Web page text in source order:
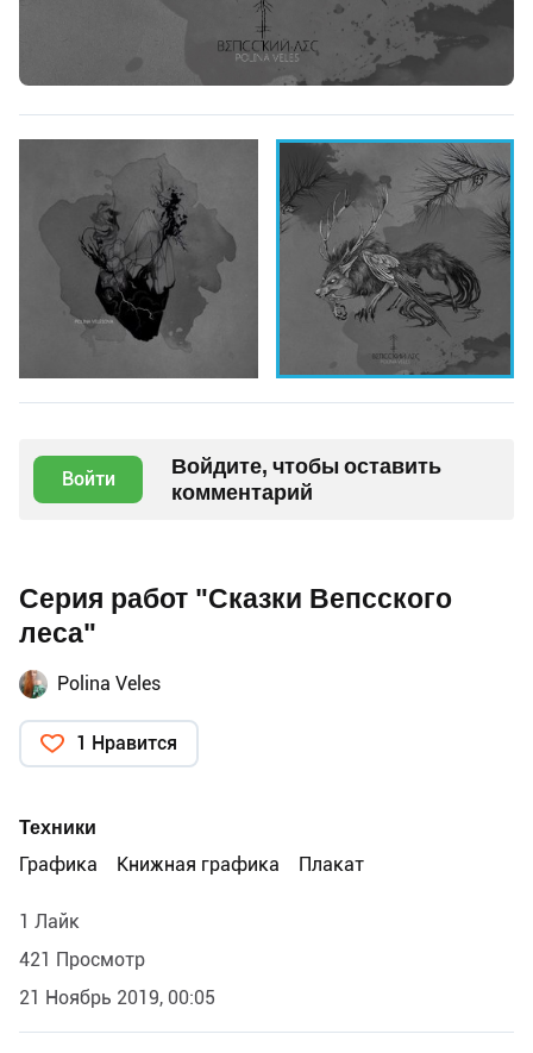
Войти
Войдите, чтобы оставить
комментарий
Серия работ "Сказки Вепсского
леса"
Polina Veles
1 Нравится
Техники
Графика
Книжная графика Плакат
1 Лайк
421 Просмотр
21 Ноябрь 2019, 00:05